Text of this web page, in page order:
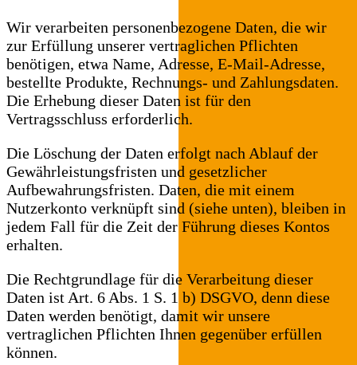
Wir verarbeiten personenbezogene Daten, die wir
zur Erfüllung unserer vertraglichen Pflichten
benötigen, etwa Name, Adresse, E-Mail-Adresse,
bestellte Produkte, Rechnungs- und Zahlungsdaten.
Die Erhebung dieser Daten ist für den
Vertragsschluss erforderlich.
Die Löschung der Daten erfolgt nach Ablauf der
Gewährleistungsfristen und gesetzlicher
Aufbewahrungsfristen. Daten, die mit einem
Nutzerkonto verknüpft sind (siehe unten), bleiben in
jedem Fall für die Zeit der Führung dieses Kontos
erhalten.
Die Rechtgrundlage für die Verarbeitung dieser
Daten ist Art. 6 Abs. 1 S. 1 b) DSGVO, denn diese
Daten werden benötigt, damit wir unsere
vertraglichen Pflichten Ihnen gegenüber erfüllen
können.